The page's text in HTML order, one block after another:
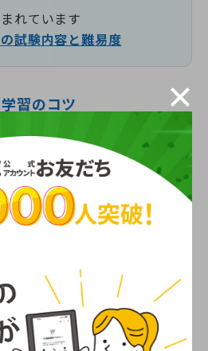
れています
試験内容と難易度
習のコツ
おき、同じミスを繰り返さな
的です。苦手意識のある分野
り組と良いでしょう。
ックをつけて可視化し、成功
へのモチベーションも維持し
スよく復習時間を配分しまし